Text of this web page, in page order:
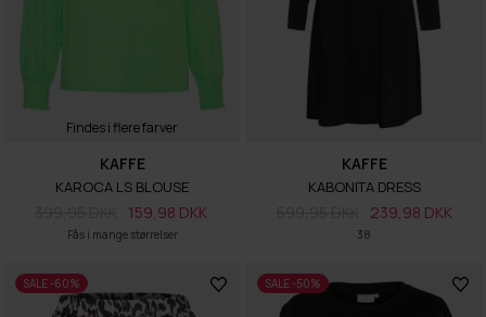
Findes i flere farver
Fås i mange størrelser
KAFFE
KAROCA LS BLOUSE
159,98 DKK
38
KAFFE
KABONITA DRESS
239,98 DKK
SALE -60% SALE -50%